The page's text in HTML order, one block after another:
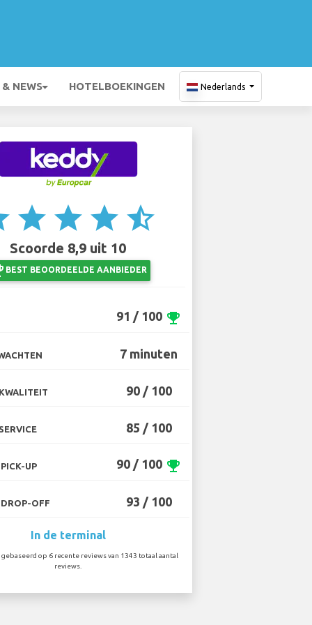
NEWS HOTELBOEKINGEN Nederlands
star star star star_half
Scoorde 8,9 uit 10
BEST BEOORDEELDE AANBIEDER
91 / 100 emoji_events
7 minuten
90 / 100
85 / 100
UP 90 / 100 emoji_events
OFF 93 / 100
In de terminal
op 6 recente reviews van 1343 totaal aantal
reviews.